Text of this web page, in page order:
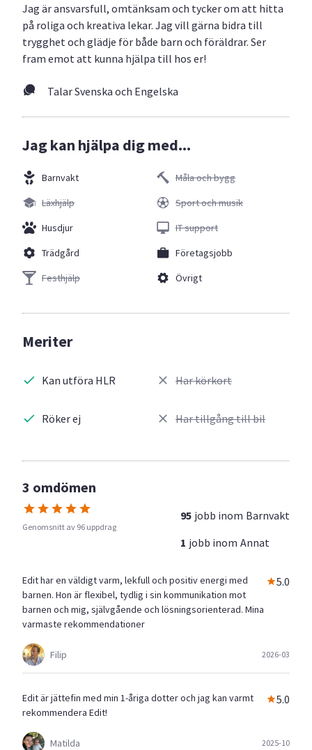
Jag är ansvarsfull, omtänksam och tycker om att hitta
på roliga och kreativa lekar. Jag vill gärna bidra till
trygghet och glädje för både barn och föräldrar. Ser
fram emot att kunna hjälpa till hos er!
Talar Svenska och Engelska
Jag kan hjälpa dig med...
Barnvakt
Läxhjälp
Husdjur
Trädgård
Festhjälp
Måla och bygg
Sport och musik
IT support
Företagsjobb
Övrigt
Meriter
Kan utföra HLR
Röker ej
Har körkort
Har tillgång till bil
3 omdömen
Genomsnitt av 96 uppdrag
95 jobb inom Barnvakt
1 jobb inom Annat
Edit har en väldigt varm, lekfull och positiv energi med
barnen. Hon är flexibel, tydlig i sin kommunikation mot
barnen och mig, självgående och lösningsorienterad. Mina
varmaste rekommendationer
5.0
Filip 2026-03
Edit är jättefin med min 1-åriga dotter och jag kan varmt
rekommendera Edit!
5.0
Matilda 2025-10